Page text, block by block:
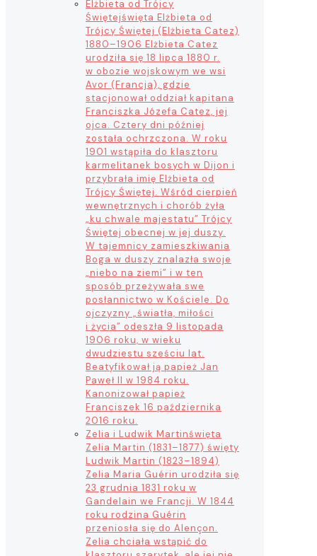
Elżbieta od Trójcy
Świętejświęta Elżbieta od
Trójcy Świętej (Elżbieta Catez)
1880–1906 Elżbieta Catez
urodziła się 18 lipca 1880 r.
w obozie wojskowym we wsi
Avor (Francja), gdzie
stacjonował oddział kapitana
Franciszka Józefa Catez, jej
ojca. Cztery dni później
została ochrzczona. W roku
1901 wstąpiła do klasztoru
karmelitanek bosych w Dijon i
przybrała imię Elżbieta od
Trójcy Świętej. Wśród cierpień
wewnętrznych i chorób żyła
„ku chwale majestatu” Trójcy
Świętej obecnej w jej duszy.
W tajemnicy zamieszkiwania
Boga w duszy znalazła swoje
„niebo na ziemi” i w ten
sposób przeżywała swe
posłannictwo w Kościele. Do
ojczyzny „światła, miłości
i życia” odeszła 9 listopada
1906 roku, w wieku
dwudziestu sześciu lat.
Beatyfikował ją papież Jan
Paweł II w 1984 roku.
Kanonizował papież
Franciszek 16 października
2016 roku.
Zelia i Ludwik Martinświęta
Zelia Martin (1831–1877) święty
Ludwik Martin (1823–1894)
Zelia Maria Guérin urodziła się
23 grudnia 1831 roku w
Gandelain we Francji. W 1844
roku rodzina Guérin
przeniosła się do Alençon.
Zelia chciała wstąpić do